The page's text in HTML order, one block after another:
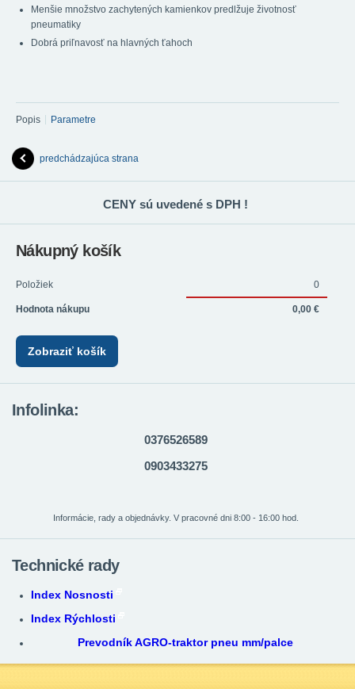
Menšie množstvo zachytených kamienkov predlžuje životnosť
pneumatiky
Dobrá priľnavosť na hlavných ťahoch
Popis Parametre
predchádzajúca strana
CENY sú uvedené s DPH !
Nákupný košík
Položiek 0
Hodnota nákupu 0,00 €
Zobraziť košík
Infolinka:
0376526589
0903433275
Informácie, rady a objednávky. V pracovné dni 8:00 - 16:00 hod.
Technické rady
Index Nosnosti
Index Rýchlosti
Prevodník AGRO-traktor pneu mm/palce